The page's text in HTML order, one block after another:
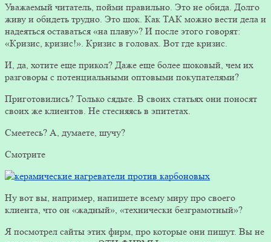
Уважаемый читатель, пойми правильно. Это не обида. Долго
живу и обидеть трудно. Это шок. Как ТАК можно вести дела и
надеяться оставаться «на плаву»? И после этого говорят:
«Кризис, кризис!». Кризис в головах. Вот где кризис.
И, да, хотите еще прикол? Даже еще более шоковый, чем их
разговоры с потенциальными оптовыми покупателями?
Приготовились? Только сядьте. В своих статьях они поносят
своих же клиентов. Не стесняясь в эпитетах.
Смеетесь? А, думаете, шучу?
Смотрите
Ну вот вы, например, напишете всему миру про своего
клиента, что он «жадный», «технически безграмотный»?
Я посмотрел сайты этих фирм, про которые они пишут. Вы не